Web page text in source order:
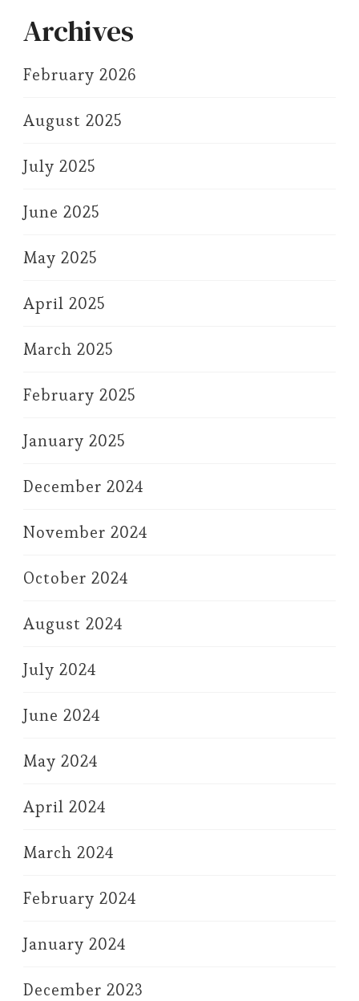
Archives
February 2026
August 2025
July 2025
June 2025
May 2025
April 2025
March 2025
February 2025
January 2025
December 2024
November 2024
October 2024
August 2024
July 2024
June 2024
May 2024
April 2024
March 2024
February 2024
January 2024
December 2023